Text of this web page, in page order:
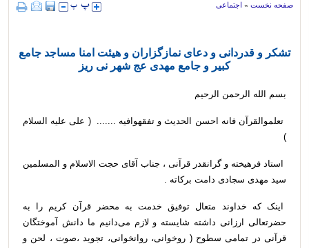
صفحه نخست » اجتماعی
تشکر و قدردانی و دعای نمازگزاران و هیئت امنا مساجد جامع
کبیر و جامع مهدی عج شهر نی ریز
بسم الله الرحمن الرحیم
تعلموالقرآن فانه احسن الحدیث و تفقهوافیه ....... ( علی علیه السلام
)
استاد فرهیخته و گرانقدر قرآنی ، جناب آقای حجت الاسلام و المسلمین
سید مهدی سجادی دامت برکاته .
اینک که خداوند متعال توفیق خدمت به محضر قرآن کریم را به
حضرتعالی ارزانی داشته شایسته و لازم می‌دانیم ما دانش آموختگان
قرآنی در تمامی سطوح ( روخوانی، روانخوانی، تجوید ،صوت ، لحن و